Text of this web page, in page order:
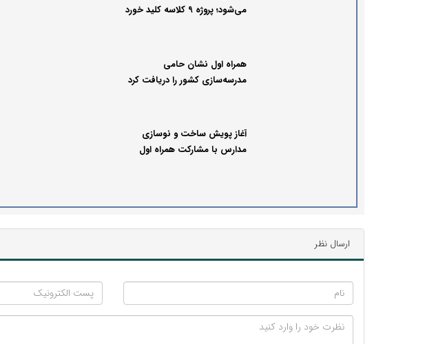
می‌شود؛ پروژه ۹ کلاسه کلید خورد
همراه اول نشان حامی
مدرسه‌سازی کشور را دریافت کرد
آغاز پویش ساخت و نوسازی
مدارس با مشارکت همراه اول
ارسال نظر